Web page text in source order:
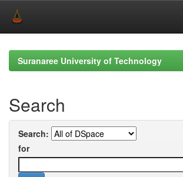
navigationSuranaree University of Technology
Search
Search:
for